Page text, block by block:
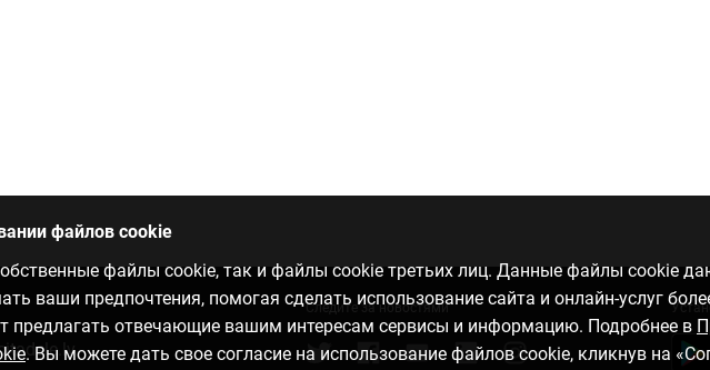
файлов cookie
файлы cookie, так и файлы cookie третьих лиц. Данные файлы cookie
ваши предпочтения, помогая сделать использование сайта и онлайн-услуг
предлагать отвечающие вашим интересам сервисы и информацию. Подробнее в
. Вы можете дать свое согласие на использование файлов cookie, кликнув на
Следите за новостями